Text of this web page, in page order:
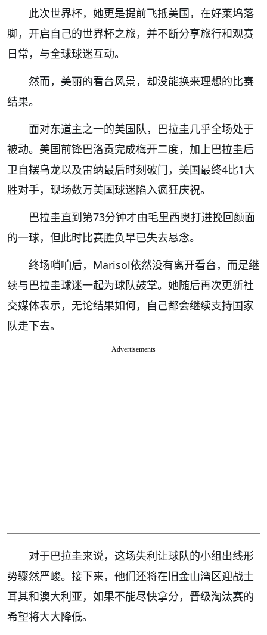
此次世界杯，她更是提前飞抵美国，在好莱坞落
脚，开启自己的世界杯之旅，并不断分享旅行和观赛
日常，与全球球迷互动。
然而，美丽的看台风景，却没能换来理想的比赛
结果。
面对东道主之一的美国队，巴拉圭几乎全场处于
被动。美国前锋巴洛贡完成梅开二度，加上巴拉圭后
卫自摆乌龙以及雷纳最后时刻破门，美国最终4比1大
胜对手，现场数万美国球迷陷入疯狂庆祝。
巴拉圭直到第73分钟才由毛里西奥打进挽回颜面
的一球，但此时比赛胜负早已失去悬念。
终场哨响后，Marisol依然没有离开看台，而是继
续与巴拉圭球迷一起为球队鼓掌。她随后再次更新社
交媒体表示，无论结果如何，自己都会继续支持国家
队走下去。
Advertisements
对于巴拉圭来说，这场失利让球队的小组出线形
势骤然严峻。接下来，他们还将在旧金山湾区迎战土
耳其和澳大利亚，如果不能尽快拿分，晋级淘汰赛的
希望将大大降低。